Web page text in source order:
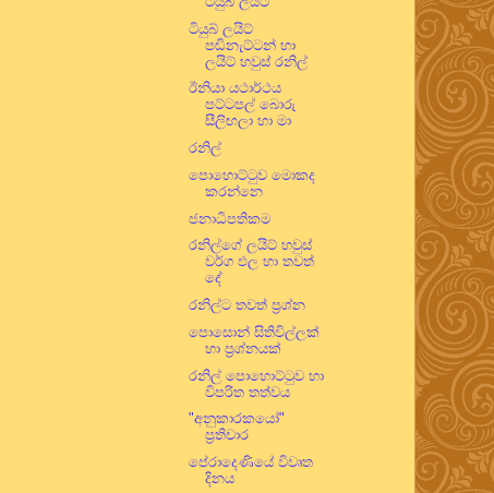
ටියුබ් ලයිට්
පඬිනැට්ටන් හා
ලයිට් හවුස් රනිල්
ඊනියා යථාර්ථය
පට්ටපල් බොරු
සීලිඟලා හා මා
රනිල්
පොහොට්ටුව මොකද
කරන්නෙ
ජනාධිපතිකම
රනිල්ගේ ලයිට් හවුස්
වර්ග ඵල හා තවත්
දේ
රනිල්ට තවත් ප්‍රශ්න
පොසොන් සිතිවිල්ලක්
හා ප්‍රශ්නයක්
රනිල් පොහොට්ටුව හා
විපරිත තත්වය
"අනුකාරකයෝ"
ප්‍රතිචාර
පේරාදෙණියේ විවෘත
දිනය